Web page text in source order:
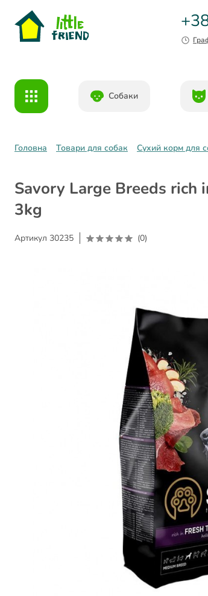
Собаки
Головна Товари для собак Сухий корм для
Savory Large Breeds rich
3kg
Артикул 30235 (0)